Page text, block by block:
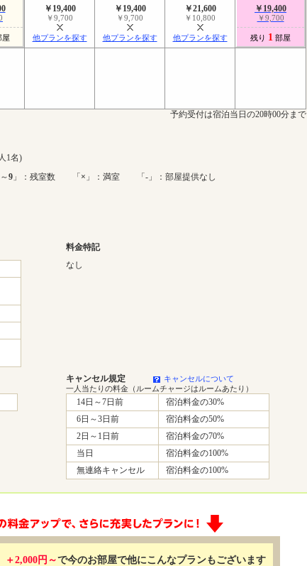
屋
￥19,400
￥9,700
他プランを探す
￥19,400
￥9,700
他プランを探す
￥21,600
￥10,800
他プランを探す
￥19,400
￥9,700
残り 1 部屋
予約受付は宿泊当日の20時00分まで
1名)
～9 」：残室数 「× 」：満室 「-」：部屋提供なし
料金特記
なし
キャンセル規定
キャンセルについて
一人当たりの料金（ルームチャージはルームあたり）
14日～7日前
宿泊料金の30%
6日～3日前
宿泊料金の50%
2日～1日前
宿泊料金の70%
当日
宿泊料金の100%
無連絡キャンセル
宿泊料金の100%
＋2,000円～で今のお部屋で他にこんなプランもございます